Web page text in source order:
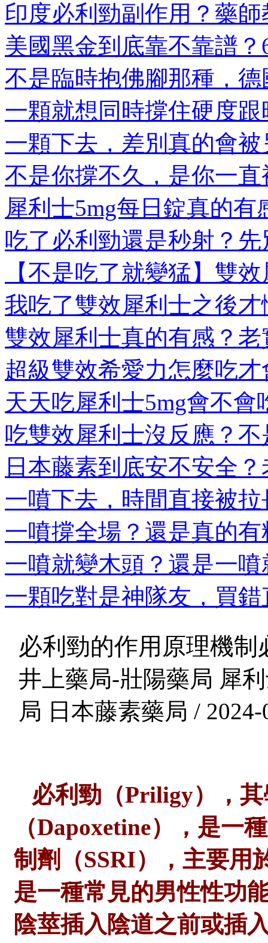
印度必利勁副作用？藥
美國黑金到底靠不靠譜？
不是臨時抱佛腳那種，
一顆就想同時撐住硬度
一顆下去，差別真的會
不是你撐不久，是你一
犀利士5mg每日錠真的有
吃了必利勁還是秒射？
【不是吃了就變猛】雙
我吃了雙效犀利士之後
雙效犀利士真的有感？
超級雙效希愛力怎麼吃
天天吃犀利士5mg會不會
吃雙效犀利士沒反應？
日本藤素到底安不安全
一噴下去，時間直接被
一噴撐全場？還是真的
一噴就變木頭？還是一
一顆吃對是神隊友，買
必利勁的作用原理機
井上藥局-壯陽藥局 犀
局 日本藤素藥局 / 2024-
必利勁（Priligy），其
（Dapoxetine），是一
制劑（SSRI），主要用
是一種常見的男性性功
陰莖插入陰道之前或插